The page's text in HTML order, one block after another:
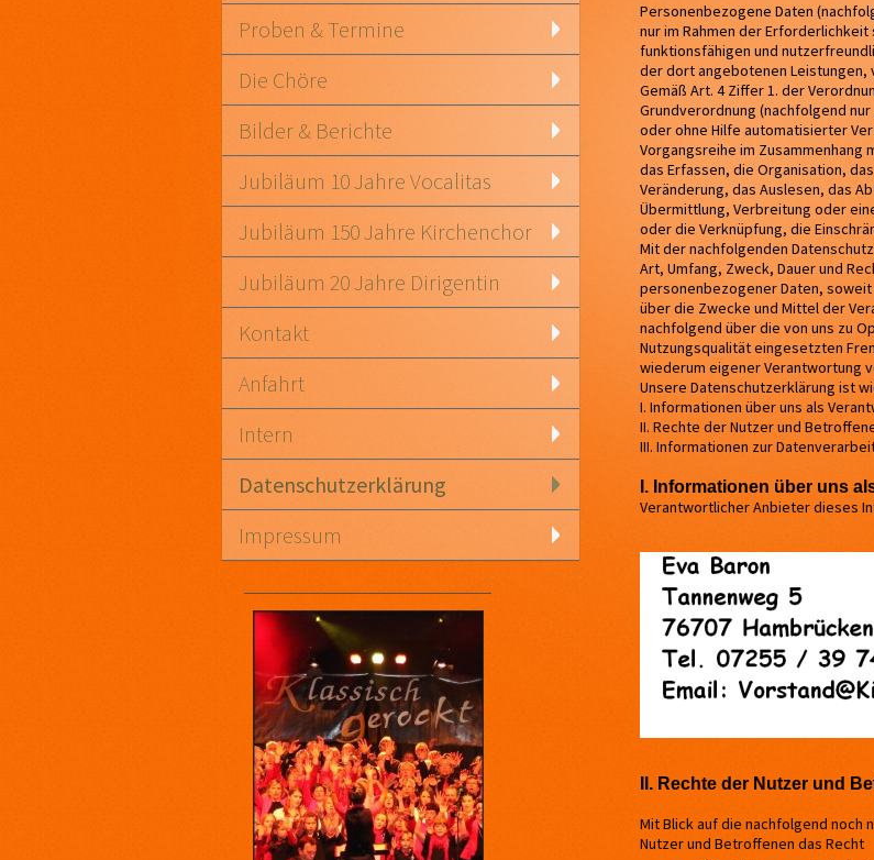
Proben & Termine
Die Chöre
Bilder & Berichte
Jubiläum 10 Jahre Vocalitas
Jubiläum 150 Jahre Kirchenchor
Jubiläum 20 Jahre Dirigentin
Kontakt
Anfahrt
Intern
Datenschutzerklärung
Impressum
Personenbezogene Daten
nur im Rahmen der
funktionsfähigen und
der dort angebotenen Leistungen,
Gemäß Art. 4 Ziffer 1. der
Grundverordnung (nachfolgend nur
oder ohne Hilfe automatisierter
Vorgangsreihe im Zusammenhang
das Erfassen, die Organisation,
Veränderung, das Auslesen, das
Übermittlung, Verbreitung oder
oder die Verknüpfung, die
Mit der nachfolgenden
Art, Umfang, Zweck, Dauer und
personenbezogener Daten,
über die Zwecke und Mittel der
nachfolgend über die von uns zu
Nutzungsqualität eingesetzten
wiederum eigener Verantwortung
Unsere Datenschutzerklärung ist
I. Informationen über uns als
II. Rechte der Nutzer und
III. Informationen zur
I. Informationen über uns
Verantwortlicher Anbieter dieses
II. Rechte der Nutzer und
Mit Blick auf die nachfolgend noch
Nutzer und Betroffenen das Recht